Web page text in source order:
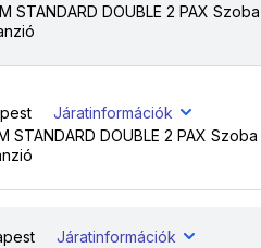
STANDARD DOUBLE 2 PAX Szoba
Járatinformációk
STANDARD DOUBLE 2 PAX Szoba
Járatinformációk